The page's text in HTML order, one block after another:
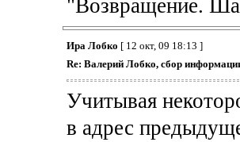
"Возвращение.
Ира Лобко [ 12 окт, 09 18:13 ]
Re: Валерий Лобко, сбор
Учитывая
в адрес